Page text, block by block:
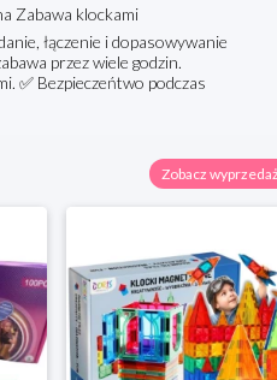
Zabawa klockami
łączenie i dopasowywanie
przez wiele godzin.
✅ Bezpieczeńtwo podczas
Zobacz